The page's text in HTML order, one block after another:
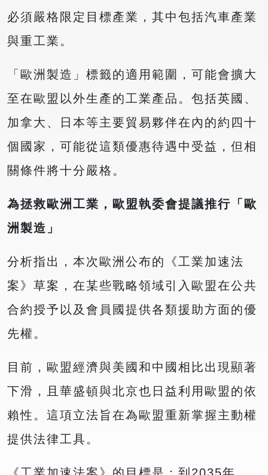
必須嚴格限定目標產業，其中包括汽車產業
與重工業。
「歐洲製造」標籤的適用範圍，可能會擴大
至在歐盟以外生產的工業產品。包括英國、
加拿大、日本等主要貿易夥伴在內的約四十
個國家，可能從這類優惠待遇中受益，但相
關條件將十分嚴格。
為拯救歐洲工業，歐盟執委會提議推行「歐
洲製造」
分析指出，本次歐洲公布的《工業加速法
案》草案，在某些戰略領域引入歐盟在公共
合約授予以及會員國提供各類援助方面的優
先權。
目前，歐盟經濟與美國和中國相比出現顯著
下滑，且華盛頓與北京也日益利用歐盟的依
賴性。這項立法旨在為歐盟重新掌握主動權
提供法律工具。